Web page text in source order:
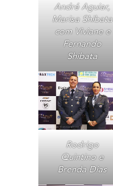
André Aguiar,
Marisa Shibata
com Viviane e
Fernando
Shibata
Rodrigo
Quintino e
Brenda Dias